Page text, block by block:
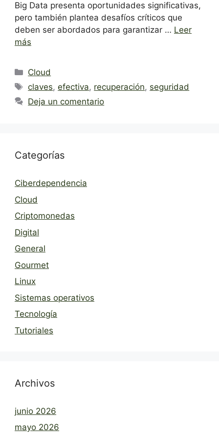
Big Data presenta oportunidades significativas,
pero también plantea desafíos críticos que
deben ser abordados para garantizar … Leer
más
Categorías
Cloud
Etiquetas
claves,efectiva, recuperación, seguridad
Deja un comentario
Categorías
Ciberdependencia
Cloud
Criptomonedas
Digital
General
Gourmet
Linux
Sistemas operativos
Tecnología
Tutoriales
Archivos
junio 2026
mayo 2026